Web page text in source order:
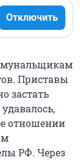
Отключить
Приставы
застать
отношении
РФ. Через